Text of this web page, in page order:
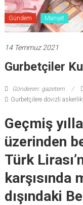
Gündem Manşet
14 Temmuz 2021
Gurbetçiler
Gönderen: gazetem
Gurbetçilere dövizli
Geçmiş
üzerinden
Türk
karşısında
dışındaki